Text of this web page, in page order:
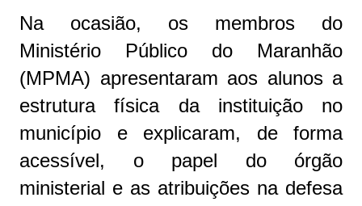
Na ocasião, os membros do
Ministério Público do Maranhão
(MPMA) apresentaram aos alunos a
estrutura física da instituição no
município e explicaram, de forma
acessível, o papel do órgão
ministerial e as atribuições na defesa